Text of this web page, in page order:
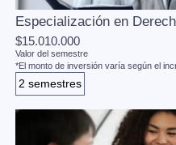
Especialización en
$15.010.000
Valor del semestre
*El monto de inversión varía según el
2 semestres